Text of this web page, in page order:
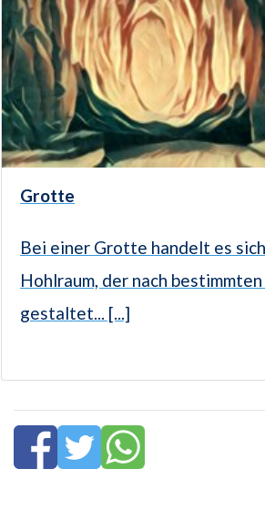
Grotte
Bei einer Grotte handelt es
Hohlraum, der nach
gestaltet... [...]